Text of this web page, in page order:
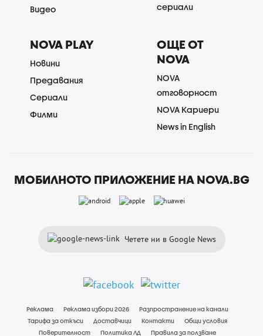
Видео
сериали
NOVA PLAY
Новини
Предавания
Сериали
Филми
ОЩЕ ОТ
NOVA
NOVA
отговорност
NOVA Кариери
News in English
МОБИЛНОТО ПРИЛОЖЕНИЕ НА NOVA.BG
Четете ни в Google News
Реклама Реклама избори 2026
Разпространение на канали
Тарифа за откъси
Доставчици Контакти
Общи условия
Поверителност
Политика ЛД Правила за ползване